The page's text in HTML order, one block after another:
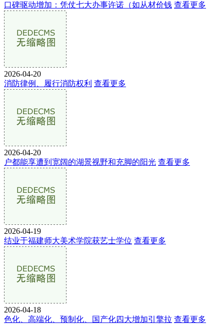
口碑驱动增加：凭仗七大办事许诺（如从材价钱 查看更多
2026-04-20
消防律例、履行消防权利 查看更多
2026-04-20
户都能享遭到宽阔的湖景视野和充脚的阳光 查看更多
2026-04-19
结业于福建师大美术学院获艺士学位 查看更多
2026-04-18
色化、高端化、预制化、国产化四大增加引擎拉 查看更多